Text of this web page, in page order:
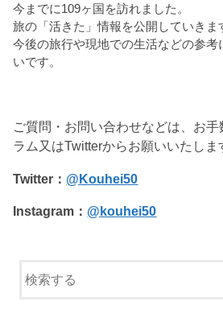
今までに109ヶ国を訪れました。
旅の「活きた」情報を公開していきま
今後の旅行や現地での生活などの参
いです。
ご質問・お問い合わせなどは、お
ラム又はTwitterからお願いいたしま
Twitter： @Kouhei50
Instagram： @kouhei50